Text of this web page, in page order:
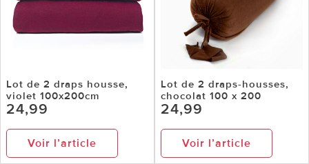
Lot de 2 draps housse,
violet 100x200cm
24,99
Voir l’article
Lot de 2 draps-housses,
chocolat 100 x 200
24,99
Voir l’article